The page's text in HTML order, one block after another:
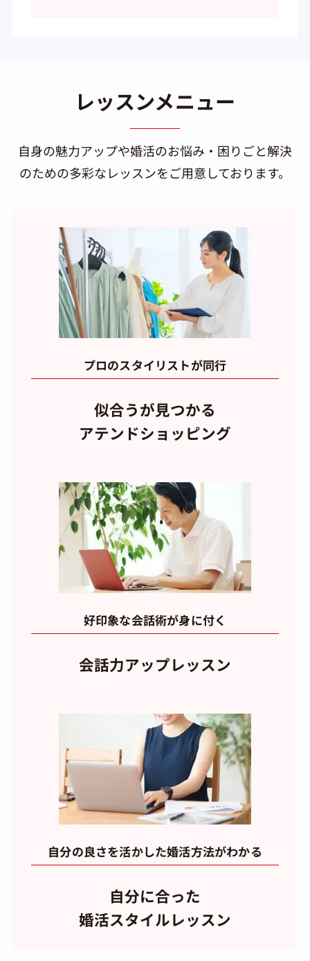
レッスンメニュー
自身の魅力アップや婚活のお悩み・困りごと解決
のための多彩なレッスンをご用意しております。
プロのスタイリストが同行
似合うが見つかる
アテンドショッピング
好印象な会話術が身に付く
会話力アップレッスン
自分の良さを活かした婚活方法がわかる
自分に合った
婚活スタイルレッスン